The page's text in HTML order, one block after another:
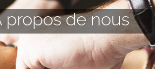
propos de nous